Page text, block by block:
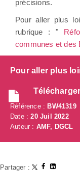
précisions.
Pour aller plus
rubrique : "
communes et des
Pour aller plus
Référence :BW41319
Date :20 Juil 2022
Auteur : AMF, DGCL
Partager :